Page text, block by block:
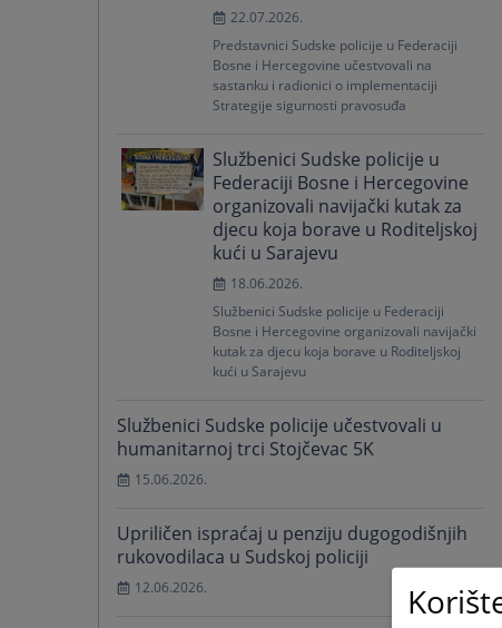
22.07.2026.
Predstavnici Sudske policije u Federaciji
Bosne i Hercegovine učestvovali na
sastanku i radionici o implementaciji
Strategije sigurnosti pravosuđa
Službenici Sudske policije u
Federaciji Bosne i Hercegovine
organizovali navijački kutak za
djecu koja borave u Roditeljskoj
kući u Sarajevu
18.06.2026.
Službenici Sudske policije u Federaciji
Bosne i Hercegovine organizovali navijački
kutak za djecu koja borave u Roditeljskoj
kući u Sarajevu
Službenici Sudske policije učestvovali u
humanitarnoj trci Stojčevac 5K
15.06.2026.
Upriličen ispraćaj u penziju dugogodišnjih
rukovodilaca u Sudskoj policiji
12.06.2026.